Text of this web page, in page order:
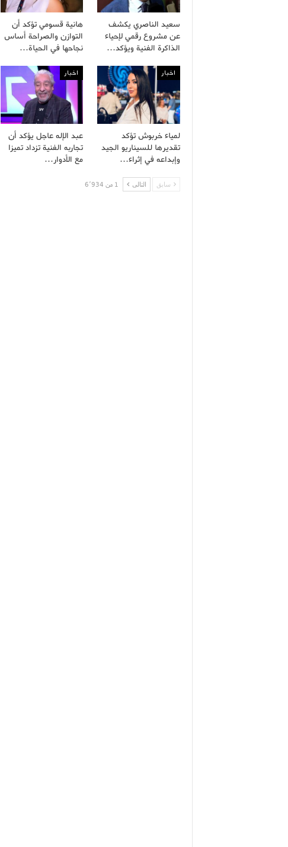
سعيد الناصري يكشف
عن مشروع رقمي لإحياء
الذاكرة الفنية ويؤكد…
هانية قسومي تؤكد أن
التوازن والصراحة أساس
نجاحها في الحياة…
اخبار
لمياء خربوش تؤكد
تقديرها للسيناريو الجيد
وإبداعه في إثراء…
اخبار
عبد الإله عاجل يؤكد أن
تجاربه الفنية تزداد تميزا
مع الأدوار…
سابق التالى 1 من 6٬934